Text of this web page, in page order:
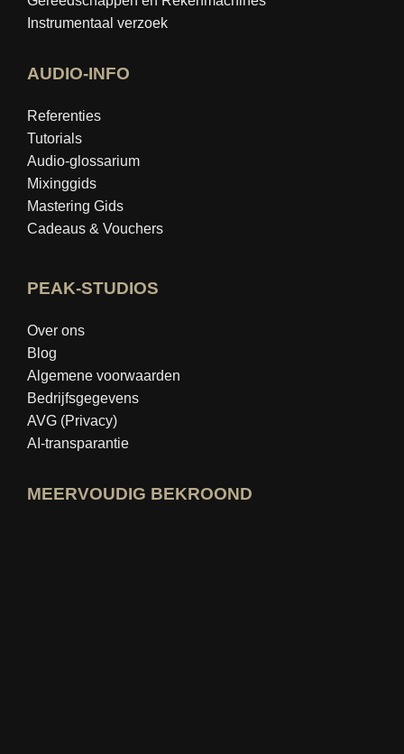
Instrumentaal verzoek
AUDIO-INFO
Referenties
Tutorials
Audio-glossarium
Mixinggids
Mastering Gids
Cadeaus & Vouchers
PEAK-STUDIOS
Over ons
Blog
Algemene voorwaarden
Bedrijfsgegevens
AVG (Privacy)
AI-transparantie
MEERVOUDIG BEKROOND